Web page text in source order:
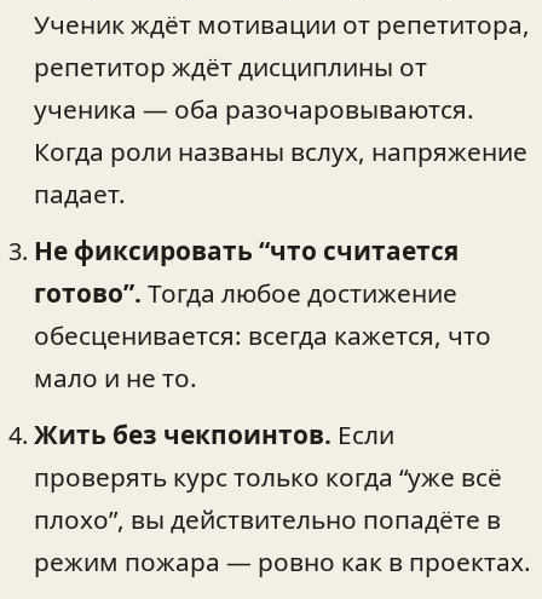
Ученик ждёт мотивации от репетитора,
репетитор ждёт дисциплины от
ученика — оба разочаровываются.
Когда роли названы вслух, напряжение
падает.
Не фиксировать “что считается
готово”. Тогда любое достижение
обесценивается: всегда кажется, что
мало и не то.
Жить без чекпоинтов. Если
проверять курс только когда “уже всё
плохо”, вы действительно попадёте в
режим пожара — ровно как в проектах.